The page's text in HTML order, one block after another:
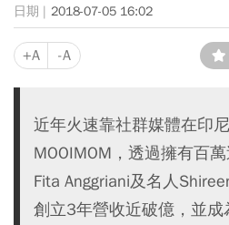
2018-07-05 16:02
+A -A
近年火速靠社群媒體在印
MOOIMOM，透過擁有百
Fita Anggriani及名人
創立3年營收近破億，並